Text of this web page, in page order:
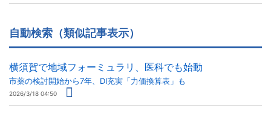
自動検索（類似記事表示）
横須賀で地域フォーミュラリ、医科でも始動
市薬の検討開始から7年、DI充実「力価換算表」も
2026/3/18 04:50